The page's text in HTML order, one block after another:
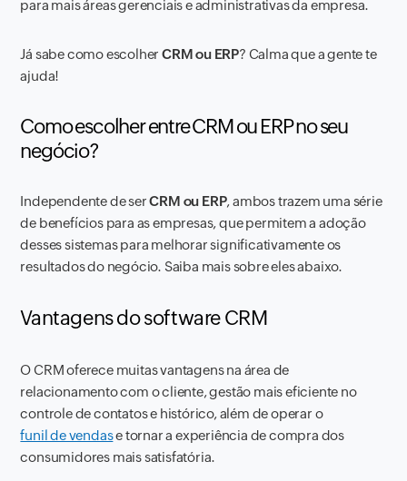
para mais áreas gerenciais e administrativas da empresa.
Já sabe como escolher CRM ou ERP? Calma que a gente te
ajuda!
Como escolher entre CRM ou ERP no seu
negócio?
Independente de serCRM ou ERP, ambos trazem uma série
de benefícios para as empresas, que permitem a adoção
desses sistemas para melhorar significativamente os
resultados do negócio. Saiba mais sobre eles abaixo.
Vantagens do software CRM
O CRM oferece muitas vantagens na área de
relacionamento com o cliente, gestão mais eficiente no
controle de contatos e histórico, além de operar o
funil de vendase tornar a experiência de compra dos
consumidores mais satisfatória.